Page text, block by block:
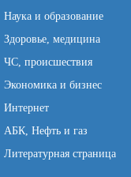
Наука и образование
Здоровье, медицина
ЧС, происшествия
Экономика и бизнес
Интернет
АБК, Нефть и газ
Литературная страница